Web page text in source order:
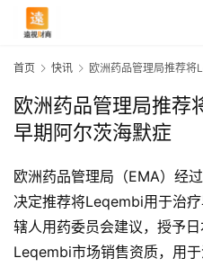
首页 快讯 欧洲药品管理局推荐将
欧洲药品管理局推荐
早期阿尔茨海默症
欧洲药品管理局（EMA）经
决定推荐将Leqembi用于治
辖人用药委员会建议，授予
Leqembi市场销售资质，用